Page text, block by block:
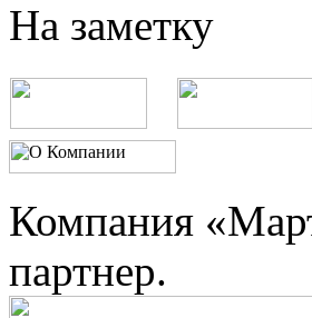
На заметку
Компания
партнер.